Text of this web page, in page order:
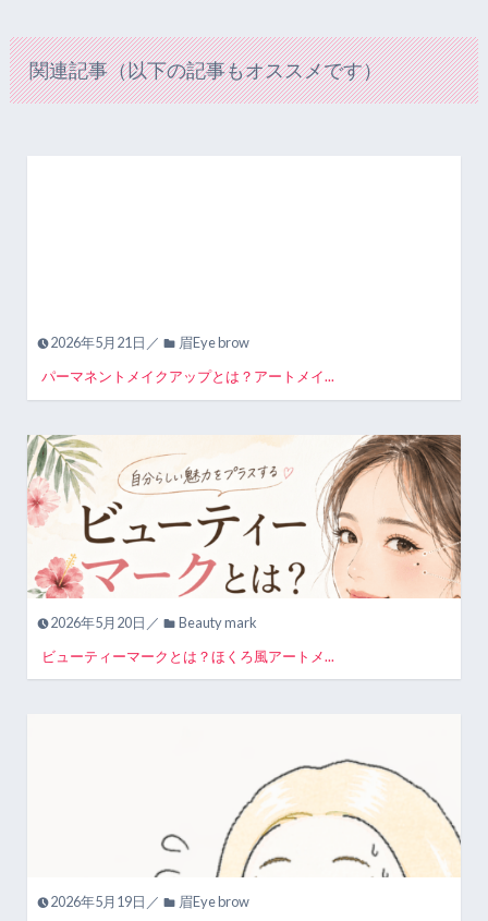
関連記事（以下の記事もオススメです）
2026年5月21日／
眉Eye brow
パーマネントメイクアップとは？アートメイ...
2026年5月20日／
Beauty mark
ビューティーマークとは？ほくろ風アートメ...
2026年5月19日／
眉Eye brow